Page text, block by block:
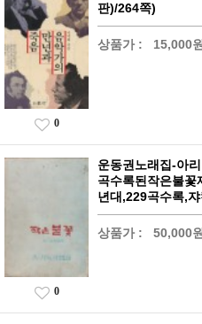
판)/264쪽)
상품가 : 15,000원
0
운동권노래집-아
곡수록된작은불
년대,229곡수록,
상품가 : 50,000원
0